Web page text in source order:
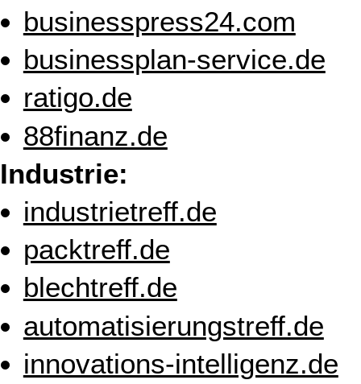
businesspress24.com
businessplan-service.de
ratigo.de
88finanz.de
Industrie:
industrietreff.de
packtreff.de
blechtreff.de
automatisierungstreff.de
innovations-intelligenz.de